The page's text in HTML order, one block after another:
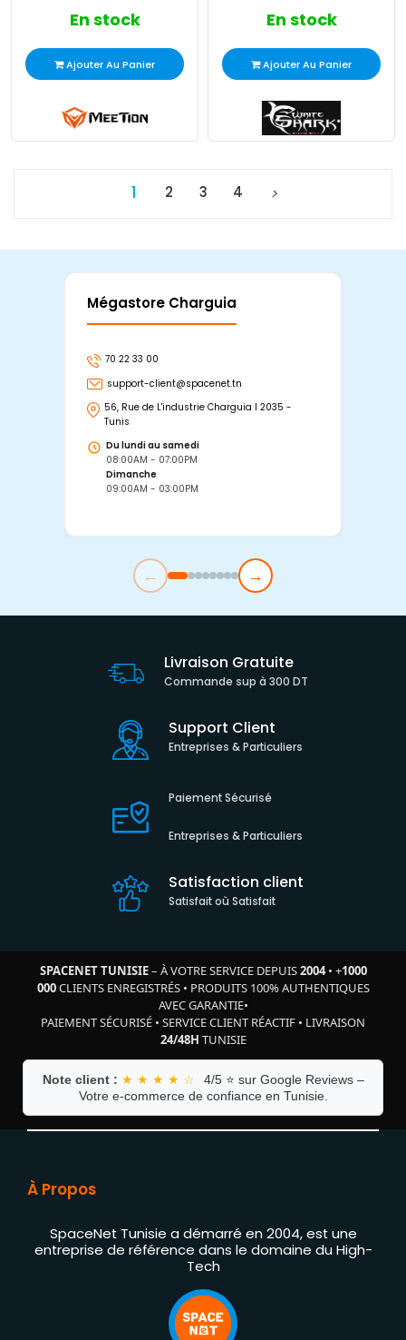
En stock
Ajouter Au Panier
En stock
Ajouter Au Panier
1 2 3 4
Mégastore Charguia
70 22 33 00
support-client@spacenet.tn
56, Rue de L'industrie Charguia I 2035 -
Tunis
Du lundi au samedi
08:00AM - 07:00PM
Dimanche
09:00AM - 03:00PM
← →
Livraison Gratuite
Commande sup à 300 DT
Support Client
Entreprises & Particuliers
Paiement Sécurisé
Entreprises & Particuliers
Satisfaction client
Satisfait où Satisfait
SPACENET TUNISIE– À VOTRE SERVICE DEPUIS2004• +1000
000CLIENTS ENREGISTRÉS• PRODUITS 100% AUTHENTIQUES
AVEC GARANTIE•
PAIEMENT SÉCURISÉ • SERVICE CLIENT RÉACTIF • LIVRAISON
24/48H TUNISIE
Note client : ★ ★ ★ ★ ☆
4/5 ⭐ sur Google Reviews –
Votre e-commerce de confiance en Tunisie.
À Propos
SpaceNet Tunisie a démarré en 2004, est une
entreprise de référence dans le domaine du High-
Tech